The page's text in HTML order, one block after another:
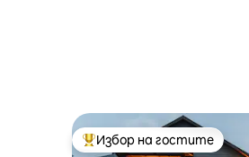
Най-популярен избор на
Избор на гостите